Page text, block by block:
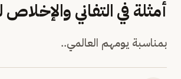
أمثلة في التفاني
بمناسبة يومهم العالمي..